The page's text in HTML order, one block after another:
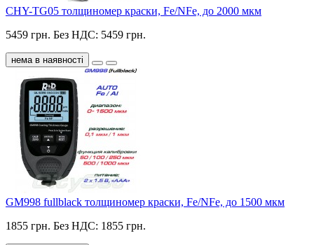
CHY-TG05 толщиномер краски, Fe/NFe, до 2000 мкм
5459 грн. Без НДС: 5459 грн.
нема в наявності
GM998 fullblack толщиномер краски, Fe/NFe, до 1500 мкм
1855 грн. Без НДС: 1855 грн.